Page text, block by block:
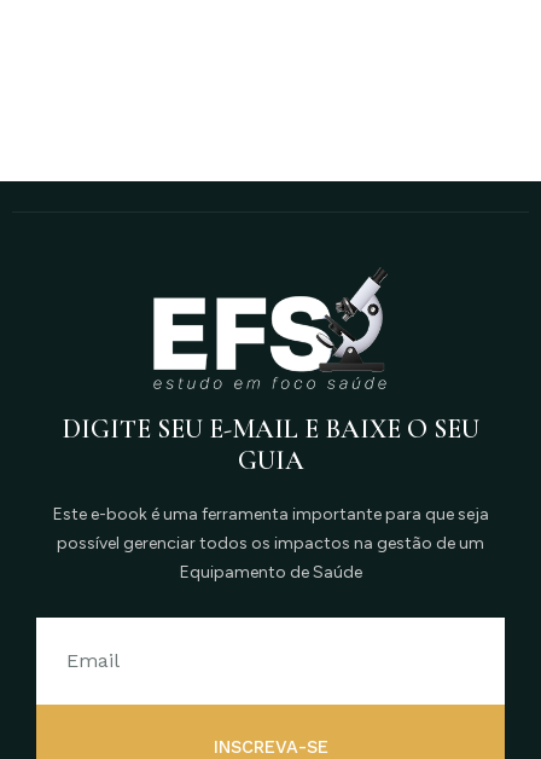
DIGITE SEU E-MAIL E BAIXE O SEU
GUIA
Este e-book é uma ferramenta importante para que seja
possível gerenciar todos os impactos na gestão de um
Equipamento de Saúde
INSCREVA-SE